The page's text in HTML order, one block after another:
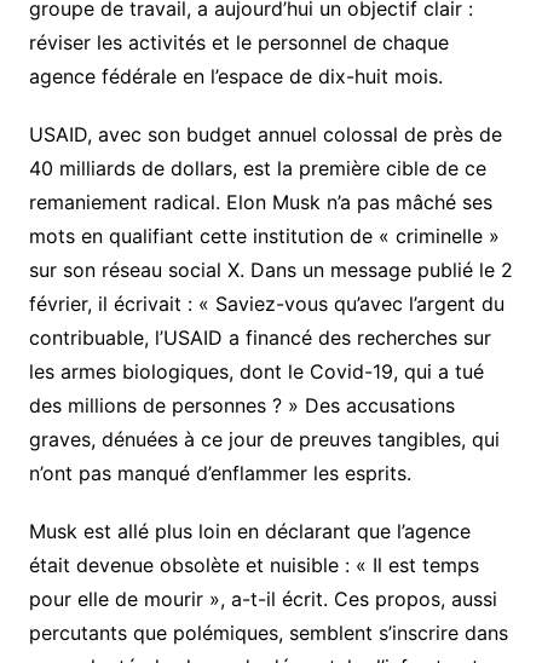
groupe de travail, a aujourd’hui un objectif clair :
réviser les activités et le personnel de chaque
agence fédérale en l’espace de dix-huit mois.
USAID, avec son budget annuel colossal de près de
40 milliards de dollars, est la première cible de ce
remaniement radical. Elon Musk n’a pas mâché ses
mots en qualifiant cette institution de « criminelle »
sur son réseau social X. Dans un message publié le 2
février, il écrivait : « Saviez-vous qu’avec l’argent du
contribuable, l’USAID a financé des recherches sur
les armes biologiques, dont le Covid-19, qui a tué
des millions de personnes ? » Des accusations
graves, dénuées à ce jour de preuves tangibles, qui
n’ont pas manqué d’enflammer les esprits.
Musk est allé plus loin en déclarant que l’agence
était devenue obsolète et nuisible : « Il est temps
pour elle de mourir », a-t-il écrit. Ces propos, aussi
percutants que polémiques, semblent s’inscrire dans